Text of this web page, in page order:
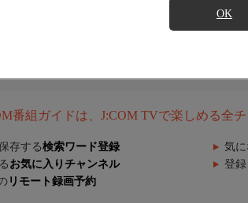
OK
番組ガイドは、J:COM TVで楽しめる全
存する検索ワード登録 気
お気に入りチャンネル 登
リモート録画予約